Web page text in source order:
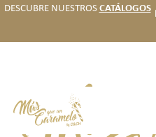
DESCUBRE NUESTROS CATÁLOGOS